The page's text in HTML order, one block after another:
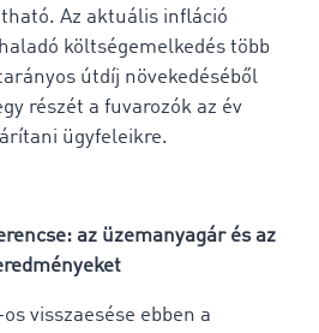
Az aktuális infláció
költségemelkedés több
útdíj növekedéséből
részét a fuvarozók az év
ügyfeleikre.
az üzemanyagár és az
visszaesése ebben a